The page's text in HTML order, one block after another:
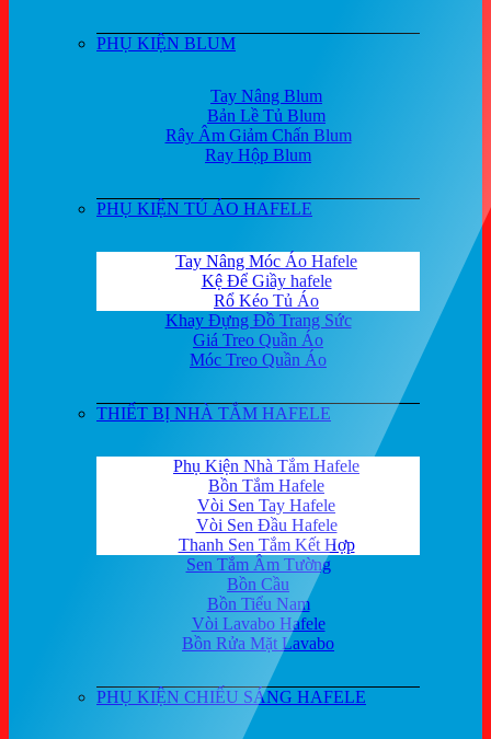
PHỤ KIỆN BLUM
Tay Nâng Blum
Bản Lề Tủ Blum
Rây Âm Giảm Chấn Blum
Ray Hộp Blum
PHỤ KIỆN TỦ ÁO HAFELE
Tay Nâng Móc Áo Hafele
Kệ Để Giầy hafele
Rổ Kéo Tủ Áo
Khay Đựng Đồ Trang Sức
Giá Treo Quần Áo
Móc Treo Quần Áo
THIẾT BỊ NHÀ TẮM HAFELE
Phụ Kiện Nhà Tắm Hafele
Bồn Tắm Hafele
Vòi Sen Tay Hafele
Vòi Sen Đầu Hafele
Thanh Sen Tắm Kết Hợp
Sen Tắm Âm Tường
Bồn Cầu
Bồn Tiểu Nam
Vòi Lavabo Hafele
Bồn Rửa Mặt Lavabo
PHỤ KIỆN CHIẾU SÁNG HAFELE